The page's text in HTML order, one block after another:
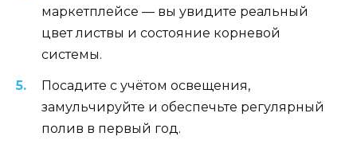
маркетплейсе — вы увидите реальный
цвет листвы и состояние корневой
системы.
Посадите с учётом освещения,
замульчируйте и обеспечьте регулярный
полив в первый год.